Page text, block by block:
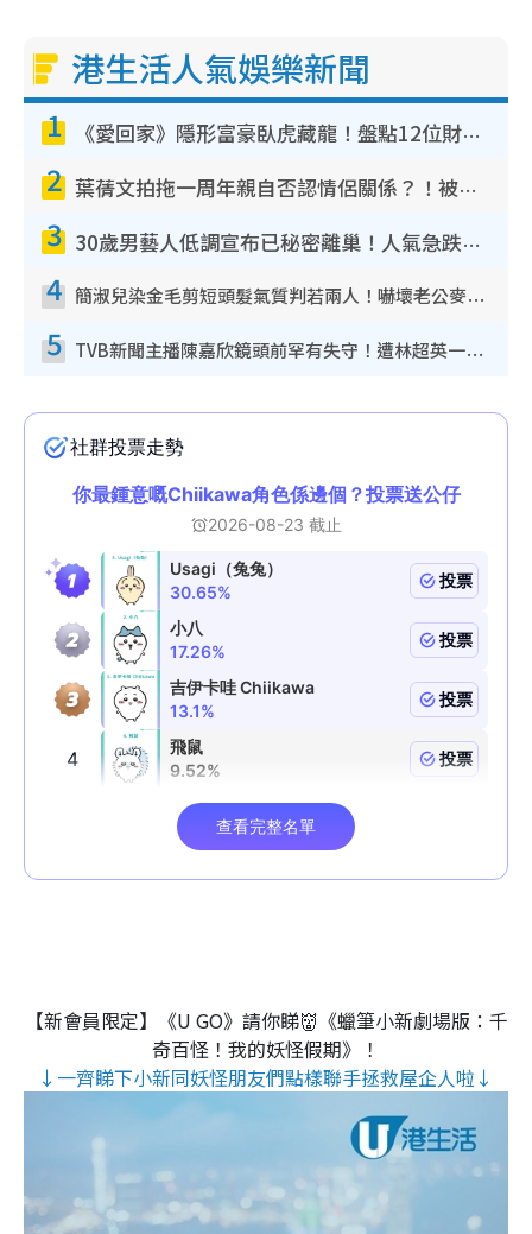
港生活人氣娛樂新聞
1 《愛回家》隱形富豪臥虎藏龍！盤點12位財氣逼人的有錢藝人：呢位靚女3億身家唔憂做
2 葉蒨文拍拖一周年親自否認情侶關係？！被質疑感情造假竟稱GM「普通同事」
3 30歲男藝人低調宣布已秘密離巢！人氣急跌變失蹤人口︰「這幾年過得並不容易」
4 簡淑兒染金毛剪短頭髮氣質判若兩人！嚇壞老公麥大力都認唔出：「你做咩事？」
5 TVB新聞主播陳嘉欣鏡頭前罕有失守！遭林超英一句說話突襲嚇親當場大笑
【新會員限定】《U GO》請你睇👹《蠟筆小新劇場版：千
奇百怪！我的妖怪假期》！
↓一齊睇下小新同妖怪朋友們點樣聯手拯救屋企人啦↓